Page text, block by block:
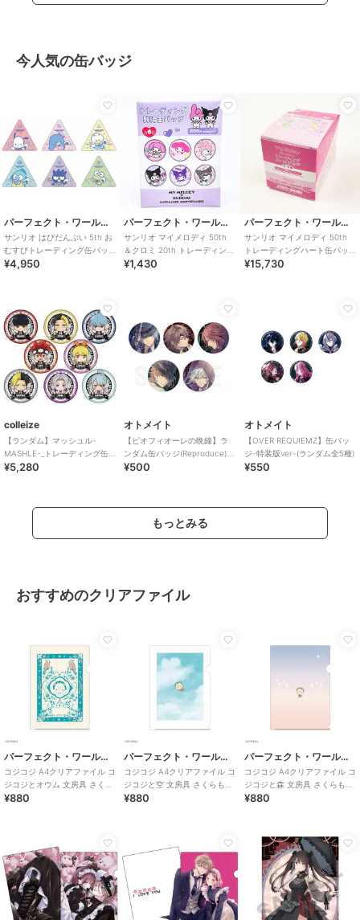
今人気の缶バッジ
パーフェクト・ワールド・トーキョー
サンリオ はぴだんぶい 5th お
むすびトレーディング缶バッ
ジ 全6種コンプリートセット
¥4,950
パーフェクト・ワールド・トーキョー
サンリオ マイメロディ 50th
＆クロミ 20th トレーディング
¥1,430
パーフェクト・ワールド・トーキョー
サンリオ マイメロディ 50th
トレーディングハート缶バッ
¥15,730
colleize
【ランダム】マッシュル-
MASHLE-_トレーディング缶
バッジ/ごちきゃら【BOX／8個
¥5,280
オトメイト
【ピオフィオーレの晩鐘】ラ
ンダム缶バッジ(Reproduce)
（ランダム全5種）
¥500
オトメイト
【OVER REQUIEMZ】缶バッ
ジ-特装版ver-(ランダム全5種)
¥550
もっとみる
おすすめのクリアファイル
パーフェクト・ワールド・トーキョー
コジコジ A4クリアファイル コ
ジコジとオウム 文房具 さくら
ももこ 絵本
¥880
パーフェクト・ワールド・トーキョー
コジコジ A4クリアファイル コ
ジコジと空 文房具 さくらもも
こ 絵本
¥880
パーフェクト・ワールド・トーキョー
コジコジ A4クリアファイル コ
ジコジと森 文房具 さくらもも
こ 絵本
¥880